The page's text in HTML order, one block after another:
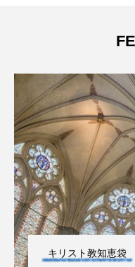
キリスト教知恵袋